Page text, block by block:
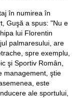
în numirea în
Guşă a spus: "Nu e
lui Florentin
palmaresului, are
spre exemplu,
şi Sportiv Român,
management, ştie
este
ale sportului,